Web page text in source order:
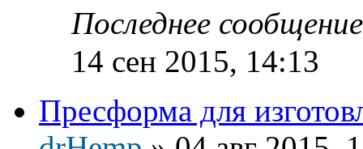
Последнее
14 сен 2015, 14:13
Пресформа для